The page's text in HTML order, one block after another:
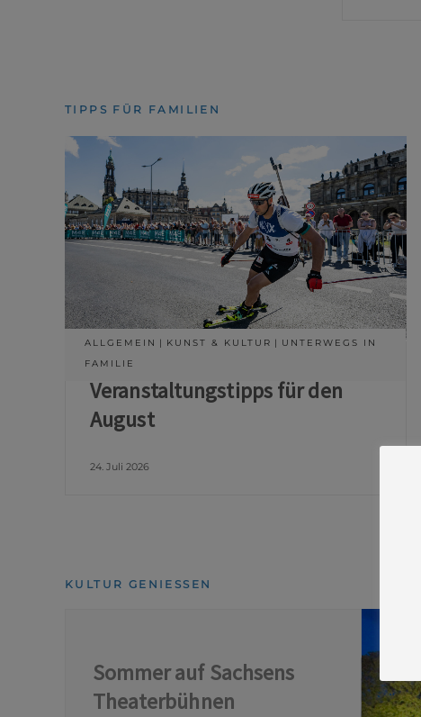
TIPPS FÜR FAMILIEN
ALLGEMEIN KUNST & KULTUR
UNTERWEGS IN
FAMILIE
Veranstaltungstipps für den
August
24. Juli 2026
KULTUR GENIESSEN
Sommer auf Sachsens
Theaterbühnen